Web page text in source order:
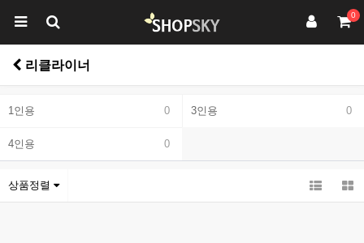
0
리클라이너
1인용 0 3인용 0
4인용 0
상품정렬